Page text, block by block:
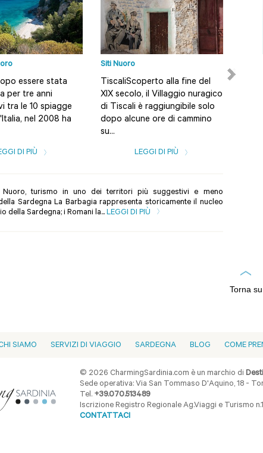
essere stata
per tre anni
tra le 10 spiagge
nel 2008 ha
DI PIÙ
Siti Nuoro
TiscaliScoperto alla fine del
XIX secolo, il Villaggio nuragico
di Tiscali è raggiungibile solo
dopo alcune ore di cammino
su...
LEGGI DI PIÙ
uno
e
Nuoro, turismo in uno dei territori più suggestivi e meno
Sardegna La Barbagia rappresenta storicamente il nucleo
della Sardegna; i Romani la... LEGGI DI PIÙ
Torna su
SIAMO SERVIZI DI VIAGGIO SARDEGNA BLOG COME
© 2026 CharmingSardinia.com è un marchio di
Sede operativa: Via San Tommaso D'Aquino, 18 -
Tel. +39.070.513489
Iscrizione Registro Regionale Ag.Viaggi e Turismo
CONTATTACI